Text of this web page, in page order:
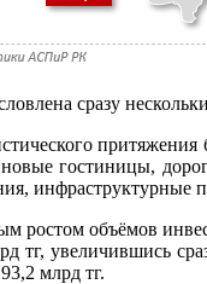
сразу
гостиницы,
инфраструктурные
ростом объёмов
тг, увеличившись
млрд тг.